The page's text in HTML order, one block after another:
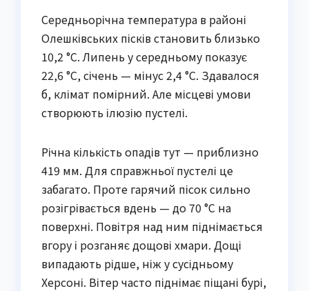
Середньорічна температура в районі
Олешківських пісків становить близько
10,2 °C. Липень у середньому показує
22,6 °C, січень — мінус 2,4 °C. Здавалося
б, клімат помірний. Але місцеві умови
створюють ілюзію пустелі.
Річна кількість опадів тут — приблизно
419 мм. Для справжньої пустелі це
забагато. Проте гарячий пісок сильно
розігрівається вдень — до 70 °C на
поверхні. Повітря над ним піднімається
вгору і розганяє дощові хмари. Дощі
випадають рідше, ніж у сусідньому
Херсоні. Вітер часто піднімає піщані бурі,